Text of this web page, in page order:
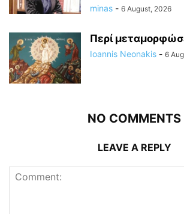
minas - 6 August, 2026
Περί
Ioannis Neonakis - 6
NO COMMENTS
LEAVE A REPLY